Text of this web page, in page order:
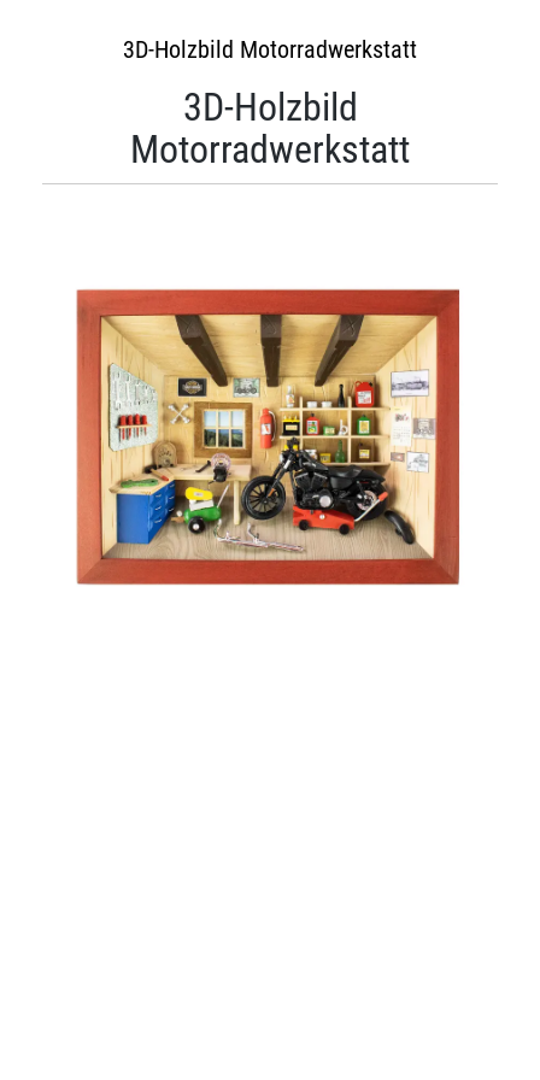
3D-Holzbild Motorradwerkstatt
3D-Holzbild
Motorradwerkstatt